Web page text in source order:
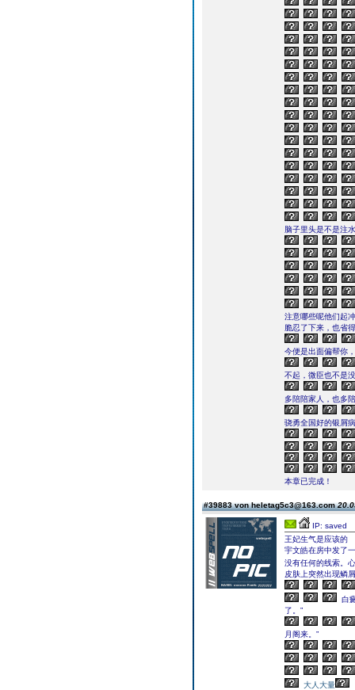
脑子里头是不是注
注意哪些呢他们起
脆忍了下来，也省
今便是出面偏帮你
不起，微臣也不是
多陪陪家人，也多
骁勇全国好的银屑
本章已完成！
#39883 von heletag5c3@163.com
IP: saved
王妃生气是应该的
宇文皓在房中发了
没有任何的线索。
皮肤上突然出现鳞
白
了。”
月阁来。”
大人大量